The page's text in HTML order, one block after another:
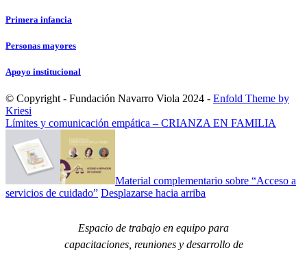
Primera infancia
Personas mayores
Apoyo institucional
© Copyright - Fundación Navarro Viola 2024 - Enfold Theme by
Kriesi
Límites y comunicación empática – CRIANZA EN FAMILIA
Material complementario sobre “Acceso a
servicios de cuidado” Desplazarse hacia arriba
Espacio de trabajo en equipo para
capacitaciones, reuniones y desarrollo de